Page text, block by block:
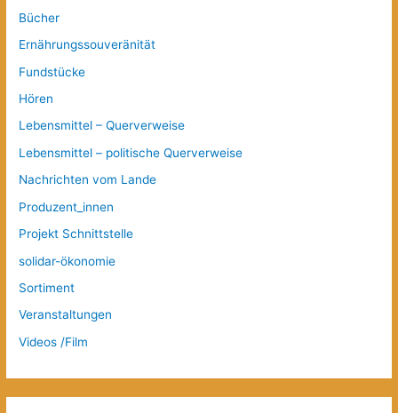
Bücher
Ernährungssouveränität
Fundstücke
Hören
Lebensmittel – Querverweise
Lebensmittel – politische Querverweise
Nachrichten vom Lande
Produzent_innen
Projekt Schnittstelle
solidar-ökonomie
Sortiment
Veranstaltungen
Videos /Film